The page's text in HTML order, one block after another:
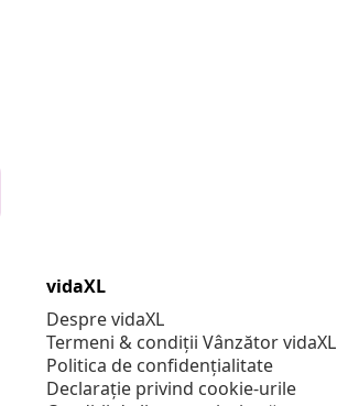
vidaXL
Despre vidaXL
Termeni & condiții Vânzător vidaXL
Politica de confidențialitate
Declarație privind cookie-urile